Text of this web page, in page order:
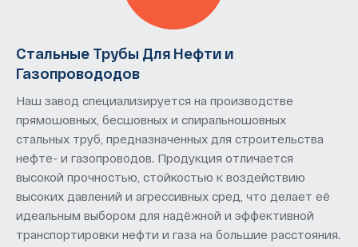
Стальные Трубы Для Нефти и
Газопровододов
Наш завод специализируется на производстве
прямошовных, бесшовных и спиральношовных
стальных труб, предназначенных для строительства
нефте- и газопроводов. Продукция отличается
высокой прочностью, стойкостью к воздействию
высоких давлений и агрессивных сред, что делает её
идеальным выбором для надёжной и эффективной
транспортировки нефти и газа на большие расстояния.